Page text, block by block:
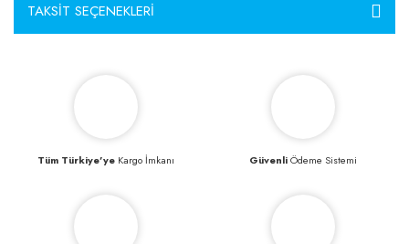
TAKSIT SEÇENEKLERI
Tüm Türkiye’yeKargo İmkanı GüvenliÖdeme Sistemi